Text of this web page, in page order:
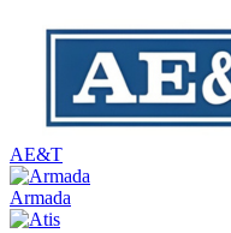
AE&T
Armada